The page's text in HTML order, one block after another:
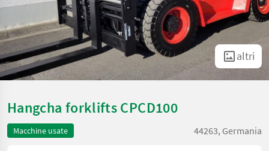
altri
Hangcha forklifts CPCD100
Macchine usate 44263, Germania